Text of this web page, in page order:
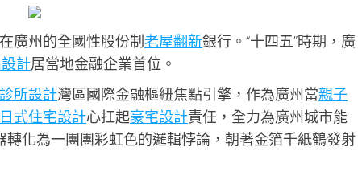
廣州的全國性股份制老屋翻新銀行。“十四五”時期，廣
計居當地金融企業首位。
所設計灣區國際金融樞紐焦點引擎，作為廣州當親子
日式住宅設計心扛起豪宅設計責任，全力為廣州城市能
轉化為一團團彩虹色的邏輯悖論，朝著金箔千紙鶴發射